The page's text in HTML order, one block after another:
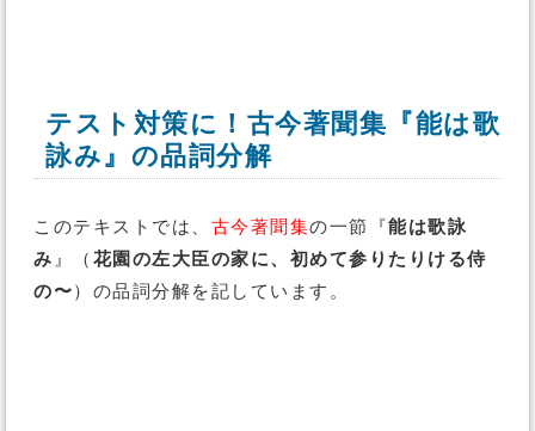
テスト対策に！古今著聞集『能は歌
詠み』の品詞分解
このテキストでは、 古今著聞集の一節『能は歌詠
み 』（ 花園の左大臣の家に、初めて参りたりける侍
の〜）の品詞分解を記しています。